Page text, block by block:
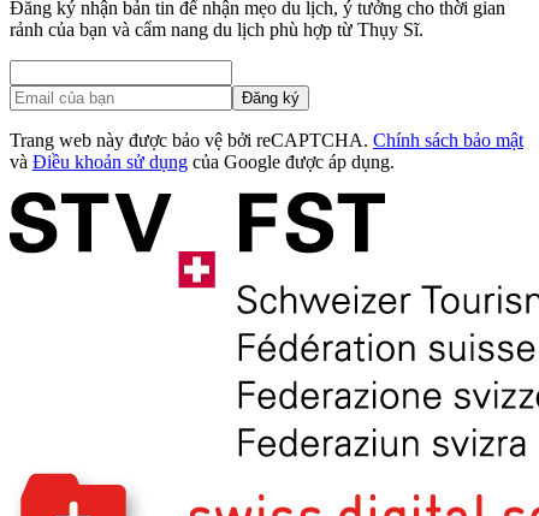
Đăng ký nhận bản tin để nhận mẹo du lịch, ý tưởng cho thời gian
rảnh của bạn và cẩm nang du lịch phù hợp từ Thụy Sĩ.
Đăng ký
Trang web này được bảo vệ bởi reCAPTCHA. Chính sách bảo mật
và Điều khoản sử dụng của Google được áp dụng.